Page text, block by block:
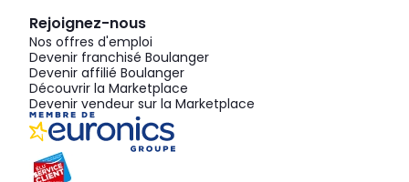
Rejoignez-nous
Nos offres d'emploi
Devenir franchisé Boulanger
Devenir affilié Boulanger
Découvrir la Marketplace
Devenir vendeur sur la Marketplace